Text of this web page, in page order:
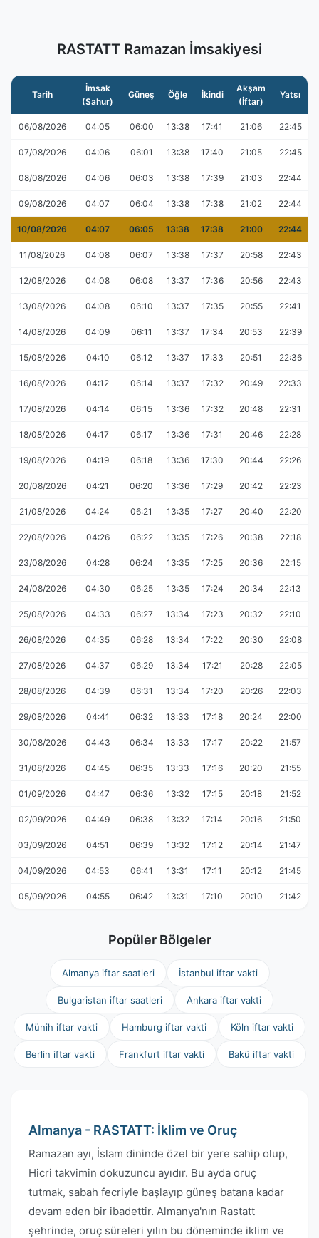
RASTATT Ramazan İmsakiyesi
Tarih
İmsak
(Sahur)
Güneş Öğle İkindi
Akşam
(İftar)
Yatsı
06/08/2026 04:05 06:00 13:38 17:41 21:06 22:45
07/08/2026 04:06 06:01 13:38 17:40 21:05 22:45
08/08/2026 04:06 06:03 13:38 17:39 21:03 22:44
09/08/2026 04:07 06:04 13:38 17:38 21:02 22:44
10/08/2026 04:07 06:05 13:38 17:38 21:00 22:44
11/08/2026 04:08 06:07 13:38 17:37 20:58 22:43
12/08/2026 04:08 06:08 13:37 17:36 20:56 22:43
13/08/2026 04:08 06:10 13:37 17:35 20:55 22:41
14/08/2026 04:09 06:11 13:37 17:34 20:53 22:39
15/08/2026 04:10 06:12 13:37 17:33 20:51 22:36
16/08/2026 04:12 06:14 13:37 17:32 20:49 22:33
17/08/2026 04:14 06:15 13:36 17:32 20:48 22:31
18/08/2026 04:17 06:17 13:36 17:31 20:46 22:28
19/08/2026 04:19 06:18 13:36 17:30 20:44 22:26
20/08/2026 04:21 06:20 13:36 17:29 20:42 22:23
21/08/2026 04:24 06:21 13:35 17:27 20:40 22:20
22/08/2026 04:26 06:22 13:35 17:26 20:38 22:18
23/08/2026 04:28 06:24 13:35 17:25 20:36 22:15
24/08/2026 04:30 06:25 13:35 17:24 20:34 22:13
25/08/2026 04:33 06:27 13:34 17:23 20:32 22:10
26/08/2026 04:35 06:28 13:34 17:22 20:30 22:08
27/08/2026 04:37 06:29 13:34 17:21 20:28 22:05
28/08/2026 04:39 06:31 13:34 17:20 20:26 22:03
29/08/2026 04:41 06:32 13:33 17:18 20:24 22:00
30/08/2026 04:43 06:34 13:33 17:17 20:22 21:57
31/08/2026 04:45 06:35 13:33 17:16 20:20 21:55
01/09/2026 04:47 06:36 13:32 17:15 20:18 21:52
02/09/2026 04:49 06:38 13:32 17:14 20:16 21:50
03/09/2026 04:51 06:39 13:32 17:12 20:14 21:47
04/09/2026 04:53 06:41 13:31 17:11 20:12 21:45
05/09/2026 04:55 06:42 13:31 17:10 20:10 21:42
Popüler Bölgeler
Almanya iftar saatleri İstanbul iftar vakti
Bulgaristan iftar saatleri Ankara iftar vakti
Münih iftar vakti Hamburg iftar vakti Köln iftar vakti
Berlin iftar vakti Frankfurt iftar vakti Bakü iftar vakti
Almanya - RASTATT: İklim ve Oruç
Ramazan ayı, İslam dininde özel bir yere sahip olup,
Hicri takvimin dokuzuncu ayıdır. Bu ayda oruç
tutmak, sabah fecriyle başlayıp güneş batana kadar
devam eden bir ibadettir. Almanya'nın Rastatt
şehrinde, oruç süreleri yılın bu döneminde iklim ve